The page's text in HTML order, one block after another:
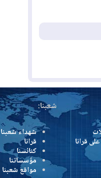
شعبنا:
شهداء شعبنا
قرانا
كنائسنا
مؤسساتنا
مواقع شعبنا